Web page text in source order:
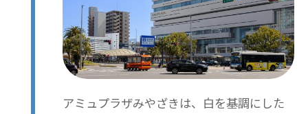
アミュプラザみやざきは、白を基調にした